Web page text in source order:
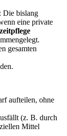
: Die bislang
eine private
gesamten
aufteilen, ohne
(z. B. durch
Mittel